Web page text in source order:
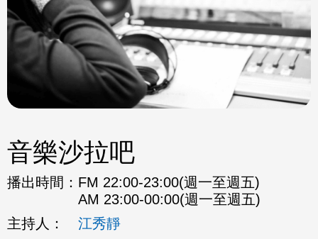
音樂沙拉吧
播出時間： FM 22:00-23:00(週一至週五)
AM 23:00-00:00(週一至週五)
主持人：
江秀靜